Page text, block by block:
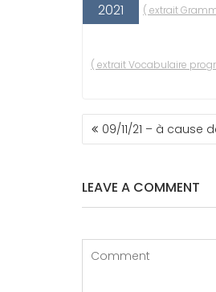
2021
( extrait
( extrait Vocabulaire
NAVIGATION
DE09/11/21 – à cause
LEAVE A COMMENT